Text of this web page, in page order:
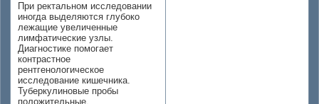
При ректальном исследовании
иногда выделяются глубоко
лежащие увеличенные
лимфатические узлы.
Диагностике помогает
контрастное
рентгенологическое
исследование кишечника.
Туберкулиновые пробы
положительные.